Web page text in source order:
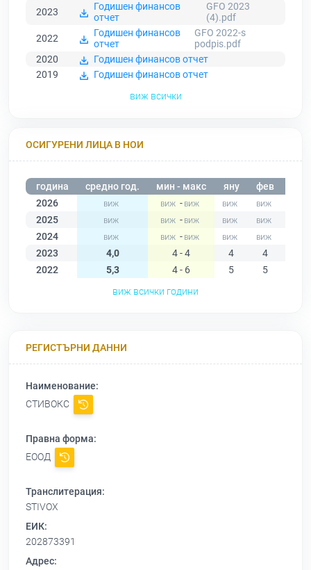
2023
Годишен финансов
отчет
GFO 2023
(4).pdf
2022
Годишен финансов
отчет
GFO 2022-s
podpis.pdf
2020
Годишен финансов отчет
2019
Годишен финансов отчет
виж всички
ОСИГУРЕНИ ЛИЦА В НОИ
година средно год. мин - макс яну фев
2026
-
2025
-
2024
-
2023
4,0 4 - 4 4 4
2022
5,3 4 - 6 5 5
виж всички години
РЕГИСТЪРНИ ДАННИ
Наименование:
СТИВОКС
Правна форма:
ЕООД
Транслитерация:
STIVOX
ЕИК:
202873391
Адрес: